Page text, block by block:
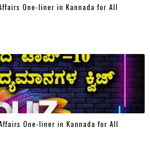
One-liner in Kannada for All
One-liner in Kannada for All